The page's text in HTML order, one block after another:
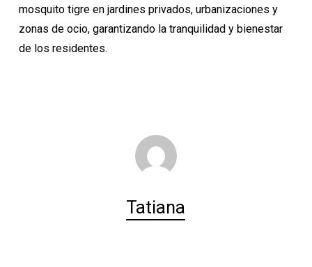
mosquito tigre en jardines privados, urbanizaciones y
zonas de ocio, garantizando la tranquilidad y bienestar
de los residentes.
Tatiana